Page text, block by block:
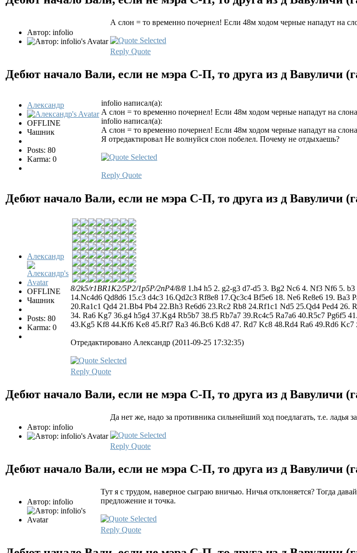
Автор: infolio
А слон = то временно почернел! Если 48м ходом черные нападут на
Reply Quote
Дебют начало Вали, если не мэра С-П, то друга из д Вавуличи
Александр
OFFLINE
Чашник
Posts: 80
Karma: 0
infolio написал(а):
А слон = то временно почернел! Если 48м ходом черные нападут на
infolio написал(а):
А слон = то временно почернел! Если 48м ходом черные нападут на
Я отредактировал Не волнуйся слон побелел. Почему не отдыхаешь?
Reply Quote
Дебют начало Вали, если не мэра С-П, то друга из д Вавуличи
Александр
OFFLINE
Чашник
Posts: 80
Karma: 0
8/2k5/r1BR1K2/5P2/1p5P/2nP4/8/8 1.h4 h5 2. g2-g3 d7-d5 3. Bg2 Nc6 4. Nf3 Nf6 5.
14.Nc4d6 Qd8d6 15.c3 d4c3 16.Qd2c3 Rf8e8 17.Qc3c4 Bf5e6 18. Ne6 Re8e6 19. Ba3
20.Ra1c1 Qd4 21.Bb4 Pb4 22.Bh3 Re6d6 23.Rc2 Rb8 24.Rf1c1 Nd5 25.Qd4 Ped4
34. Ra6 Kg7 36.g4 h5g4 37.Kg4 Rb5b7 38.f5 Rb7a7 39.Rc4c5 Ra7a6 40.R5c7 Pg6f5
43.Kg5 Kf8 44.Kf6 Ke8 45.Rf7 Ra3 46.Bc6 Kd8 47. Rd7 Kc8 48.Rd4 Ra6 49.Rd6 Kc7
Отредактировано Александр (2011-09-25 17:32:35)
Reply Quote
Дебют начало Вали, если не мэра С-П, то друга из д Вавуличи
Автор: infolio
Да нет же, надо за противника сильнейший ход поедлагать, т.е. ладья
Reply Quote
Дебют начало Вали, если не мэра С-П, то друга из д Вавуличи
Автор: infolio
Тут я с трудом, наверное сыграю вничью. Ничья отклоняется? Тогда
предложение и точка.
Reply Quote